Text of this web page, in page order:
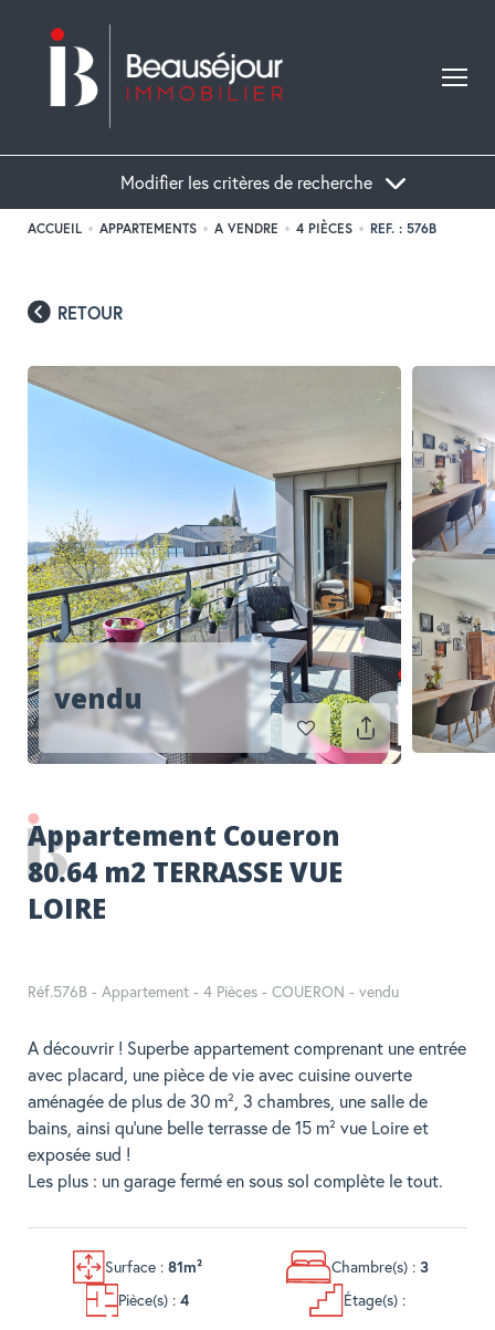
Modifier les critères de recherche
RECHERCHER
ACCUEIL APPARTEMENTS A VENDRE 4 PIÈCES REF. : 576B
Appartement Coueron
80.64 m2 TERRASSE VUE
LOIRE
Réf.576B - Appartement - 4 Pièces - COUERON - vendu
A découvrir ! Superbe appartement comprenant une entrée
avec placard, une pièce de vie avec cuisine ouverte
aménagée de plus de 30 m², 3 chambres, une salle de
bains, ainsi qu'une belle terrasse de 15 m² vue Loire et
exposée sud !
Les plus : un garage fermé en sous sol complète le tout.
Surface :81m² Chambre(s) : 3
Pièce(s) :4 Étage(s) :
vendu